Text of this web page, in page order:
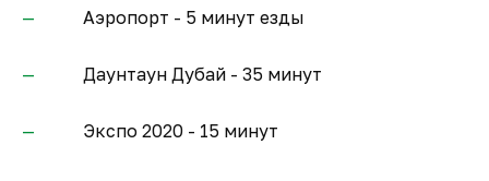
Аэропорт - 5 минут езды
Даунтаун Дубай - 35 минут
Экспо 2020 - 15 минут